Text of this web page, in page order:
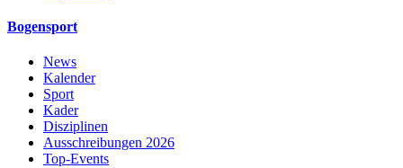
Bogensport
News
Kalender
Sport
Kader
Disziplinen
Ausschreibungen 2026
Top-Events